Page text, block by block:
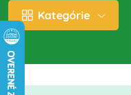
Kategórie